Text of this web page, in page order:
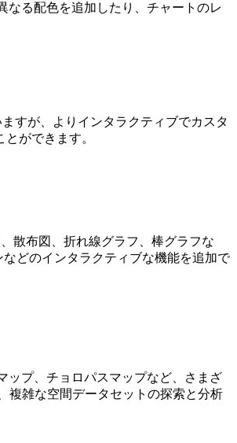
なる配色を追加したり、チャートのレ
すが、よりインタラクティブでカスタ
ができます。
散布図、折れ線グラフ、棒グラフな
どのインタラクティブな機能を追加で
ップ、チョロパスマップなど、さまざ
複雑な空間データセットの探索と分析